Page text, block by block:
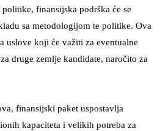
finansijska podrška će se
sa metodologijom te politike. Ova
uslove koji će važiti za eventualne
druge zemlje kandidate, naročito za
finansijski paket uspostavlja
kapaciteta i velikih potreba za